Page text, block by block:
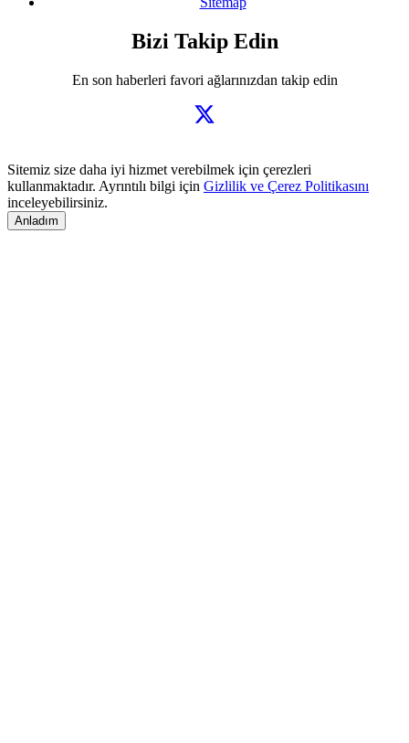
Bizi Takip Edin
En son haberleri favori ağlarınızdan takip edin
Sitemiz size daha iyi hizmet verebilmek için çerezleri
kullanmaktadır. Ayrıntılı bilgi için Gizlilik ve Çerez Politikasını
inceleyebilirsiniz.
Anladım